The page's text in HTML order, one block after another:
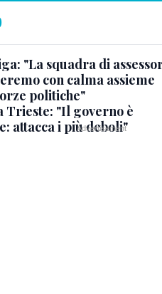
"La squadra di
con calma assieme
politiche"
Trieste: "Il governo è
attacca i più deboli"